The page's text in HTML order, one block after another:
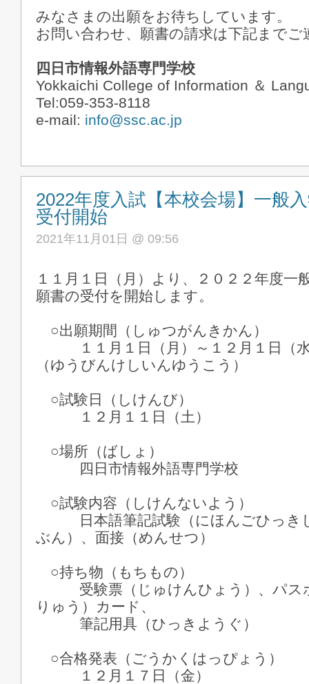
みなさまの出願をお待ちしています。
お問い合わせ、願書の請求は下記までご
四日市情報外語専門学校
Yokkaichi College of Information ＆
Tel:059-353-8118
e-mail: info@ssc.ac.jp
2022年度入試【本校会場】一般
受付開始
2021年11月01日 @ 09:56
１１月１日（月）より、２０２２年度一
願書の受付を開始します。
○出願期間（しゅつがんきかん）
１１月１日（月）～１２月１日（
（ゆうびんけしいんゆうこう）
○試験日（しけんび）
１２月１１日（土）
○場所（ばしょ）
四日市情報外語専門学校
○試験内容（しけんないよう）
日本語筆記試験（にほんごひっき
ぶん）、面接（めんせつ）
○持ち物（もちもの）
受験票（じゅけんひょう）、パス
りゅう）カード、
筆記用具（ひっきようぐ）
○合格発表（ごうかくはっぴょう）
１２月１７日（金）